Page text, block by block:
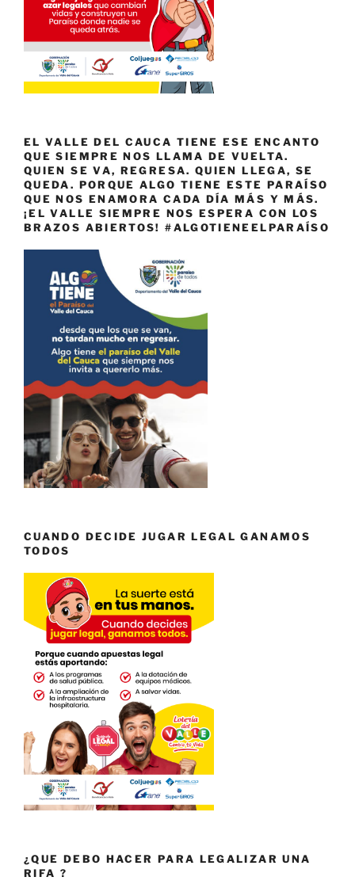
EL VALLE DEL CAUCA TIENE ESE ENCANTO
QUE SIEMPRE NOS LLAMA DE VUELTA.
QUIEN SE VA, REGRESA. QUIEN LLEGA, SE
QUEDA. PORQUE ALGO TIENE ESTE PARAÍSO
QUE NOS ENAMORA CADA DÍA MÁS Y MÁS.
¡EL VALLE SIEMPRE NOS ESPERA CON LOS
BRAZOS ABIERTOS! #ALGOTIENEELPARAÍSO
CUANDO DECIDE JUGAR LEGAL GANAMOS
TODOS
¿QUE DEBO HACER PARA LEGALIZAR UNA
RIFA ?